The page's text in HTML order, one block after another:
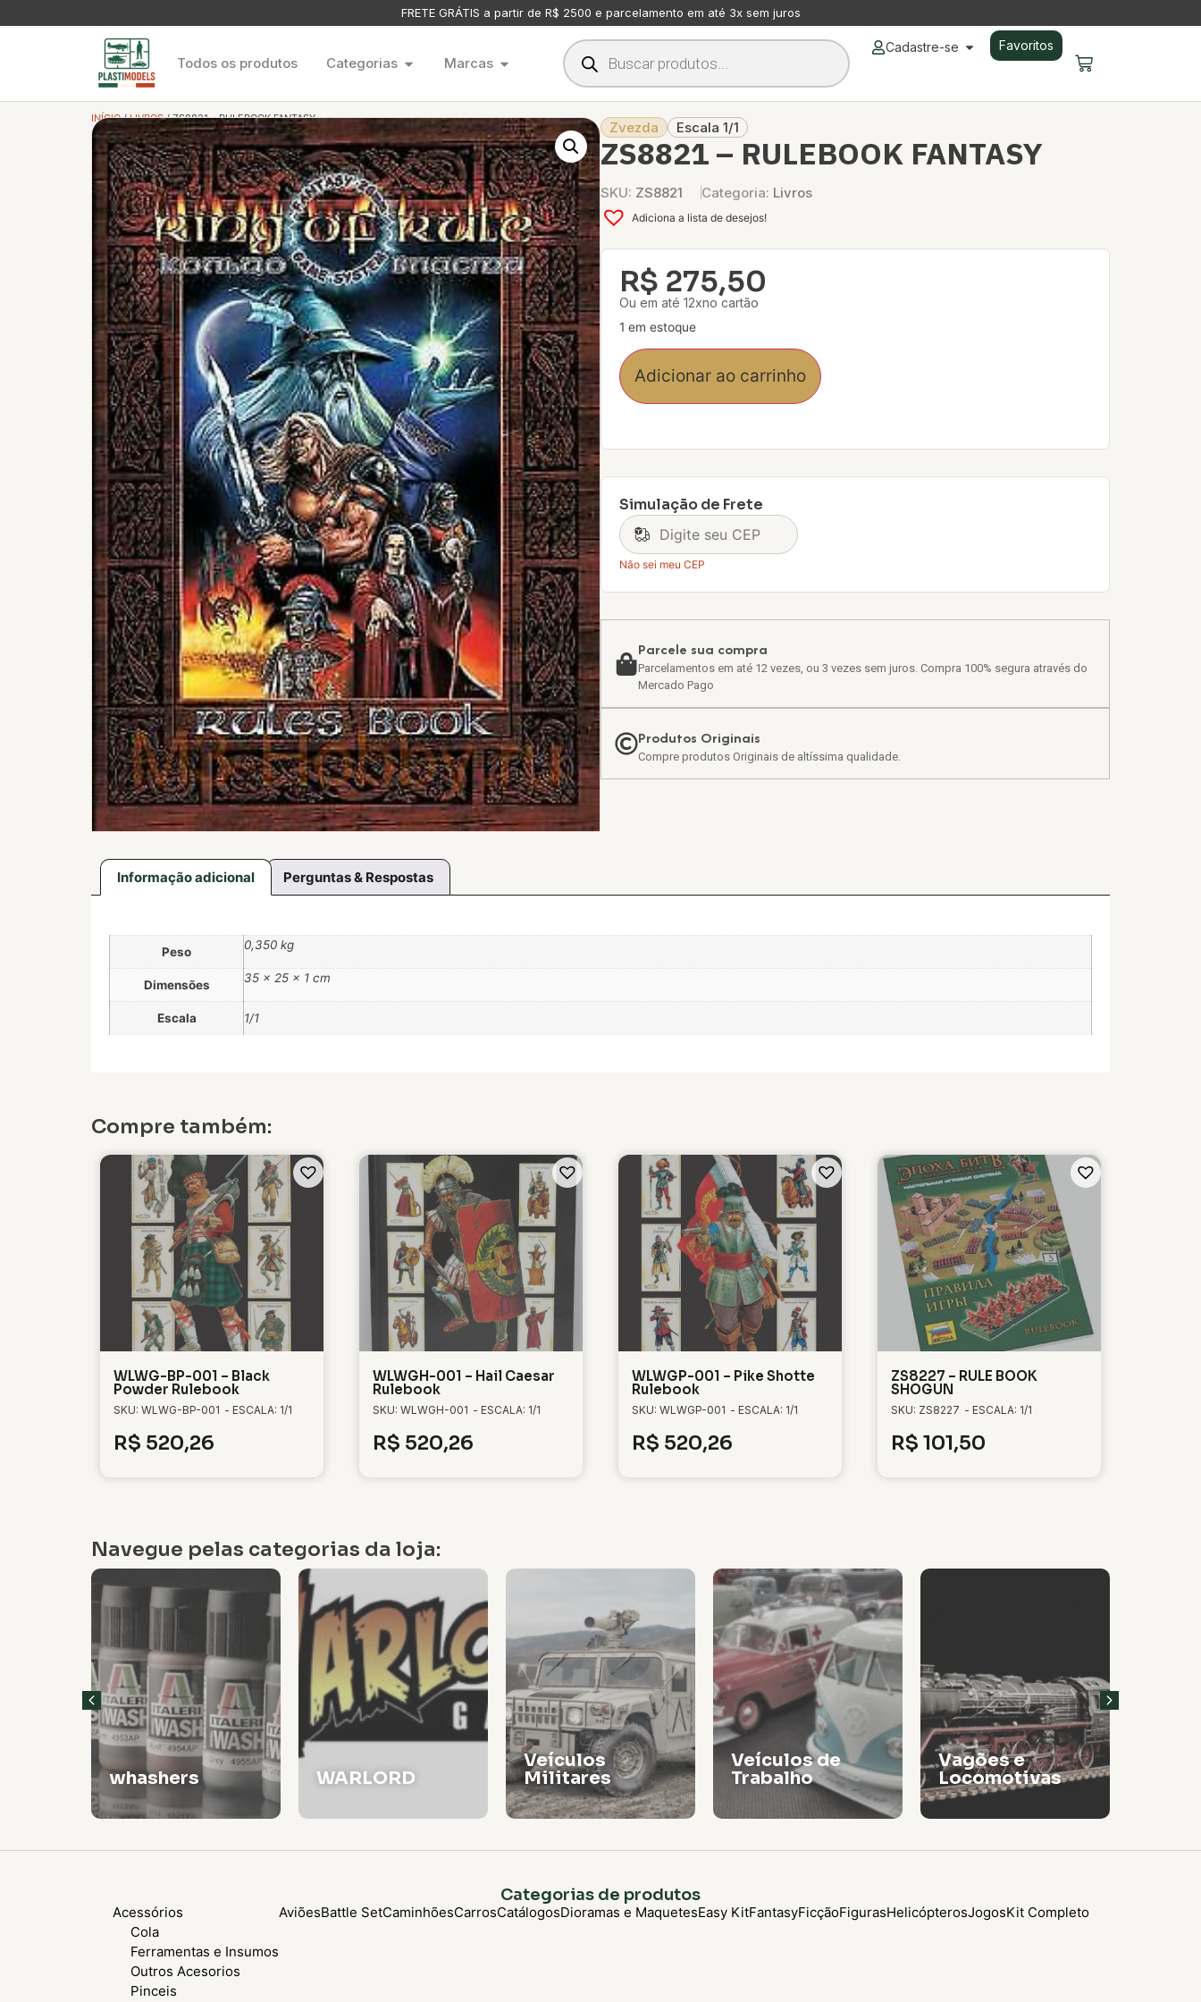
FRETE GRÁTIS a partir de R$ 2500 e parcelamento em até 3x sem juros
Todos os produtos Categorias Marcas
Cadastre-se Favoritos
INÍCIO/LIVROS/ ZS8821 – RULEBOOK FANTASY
Zvezda Escala 1/1
ZS8821 – RULEBOOK FANTASY
SKU: ZS8821 Categoria: Livros
Adiciona a lista de desejos!
R$ 275,50
Ou em até 12xno cartão
1 em estoque
Adicionar ao carrinho
Simulação de Frete
Não sei meu CEP
Parcele sua compra
Parcelamentos em até 12 vezes, ou 3 vezes sem juros. Compra 100% segura através do
Mercado Pago
Produtos Originais
Compre produtos Originais de altíssima qualidade.
Informação adicional Perguntas & Respostas
Peso 0,350 kg
Dimensões 35 × 25 × 1 cm
Escala 1/1
Compre também:
WLWG-BP-001 – Black
Powder Rulebook
SKU: WLWG-BP-001 - ESCALA: 1/1
R$ 520,26
WLWGH-001 – Hail Caesar
Rulebook
SKU: WLWGH-001 - ESCALA: 1/1
R$ 520,26
WLWGP-001 – Pike Shotte
Rulebook
SKU: WLWGP-001 - ESCALA: 1/1
R$ 520,26
ZS8227 – RULE BOOK
SHOGUN
SKU: ZS8227 - ESCALA: 1/1
R$ 101,50
Navegue pelas categorias da loja:
whashers WARLORD
Veículos
Militares
Veículos de
Trabalho
Vagões e
Locomotivas
Categorias de produtos
Acessórios
Cola
Ferramentas e Insumos
Outros Acesorios
Pinceis
AviõesBattle SetCaminhõesCarrosCatálogosDioramas e MaquetesEasy KitFantasyFicçãoFigurasHelicópterosJogosKit Completo